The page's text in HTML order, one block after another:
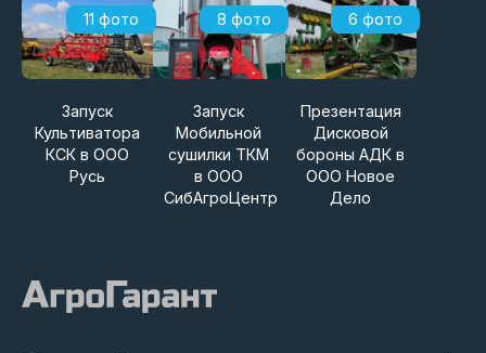
11 фото
Запуск
Культиватора
КСК в ООО
Русь
8 фото
Запуск
Мобильной
сушилки ТКМ
в ООО
СибАгроЦентр
6 фото
Презентация
Дисковой
бороны АДК в
ООО Новое
Дело